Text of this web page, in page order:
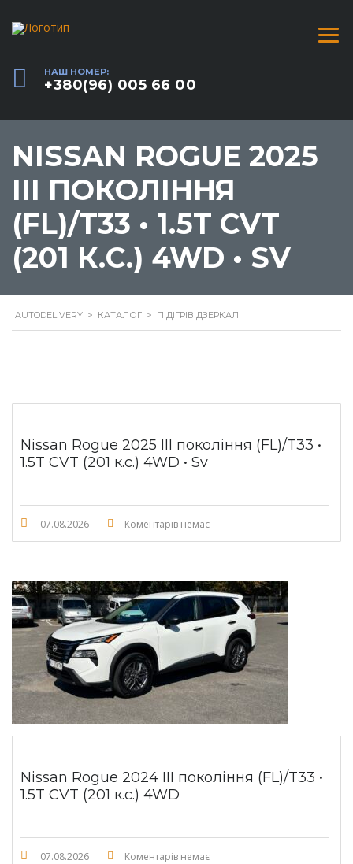
НАШ НОМЕР:
+380(96) 005 66 00
NISSAN ROGUE 2025
III ПОКОЛІННЯ
(FL)/T33 • 1.5T CVT
(201 К.С.) 4WD • SV
AUTODELIVERY > КАТАЛОГ > ПІДІГРІВ ДЗЕРКАЛ
Nissan Rogue 2025 III покоління (FL)/T33 •
1.5T CVT (201 к.с.) 4WD • Sv
07.08.2026 Коментарів немає
Nissan Rogue 2024 III покоління (FL)/T33 •
1.5T CVT (201 к.с.) 4WD
07.08.2026 Коментарів немає